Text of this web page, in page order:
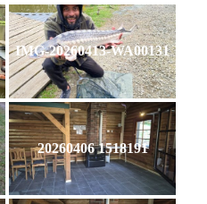
IMG-20260413-WA00131
20260406 1518191